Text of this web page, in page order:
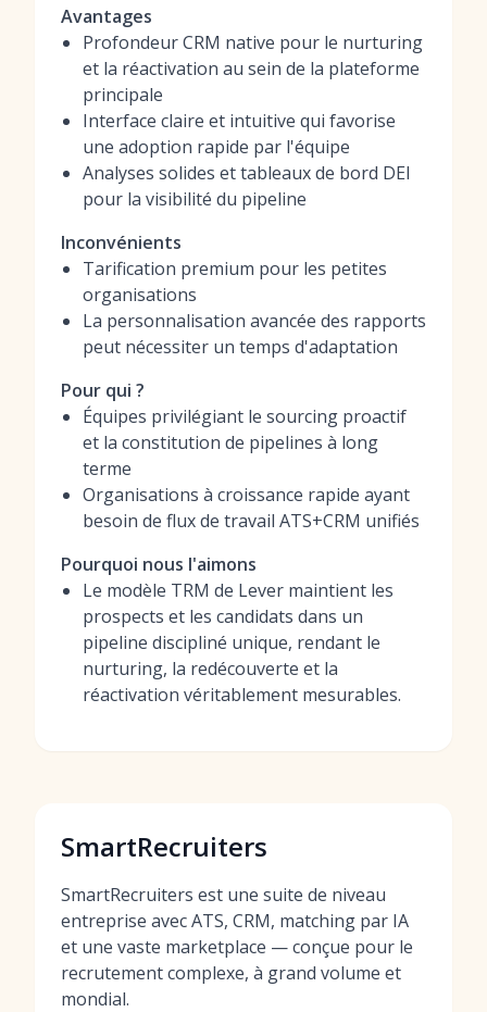
Avantages
Profondeur CRM native pour le nurturing
et la réactivation au sein de la plateforme
principale
Interface claire et intuitive qui favorise
une adoption rapide par l'équipe
Analyses solides et tableaux de bord DEI
pour la visibilité du pipeline
Inconvénients
Tarification premium pour les petites
organisations
La personnalisation avancée des rapports
peut nécessiter un temps d'adaptation
Pour qui ?
Équipes privilégiant le sourcing proactif
et la constitution de pipelines à long
terme
Organisations à croissance rapide ayant
besoin de flux de travail ATS+CRM unifiés
Pourquoi nous l'aimons
Le modèle TRM de Lever maintient les
prospects et les candidats dans un
pipeline discipliné unique, rendant le
nurturing, la redécouverte et la
réactivation véritablement mesurables.
SmartRecruiters
SmartRecruiters est une suite de niveau
entreprise avec ATS, CRM, matching par IA
et une vaste marketplace — conçue pour le
recrutement complexe, à grand volume et
mondial.